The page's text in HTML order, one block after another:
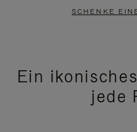
SCHENKE
Ein
jede